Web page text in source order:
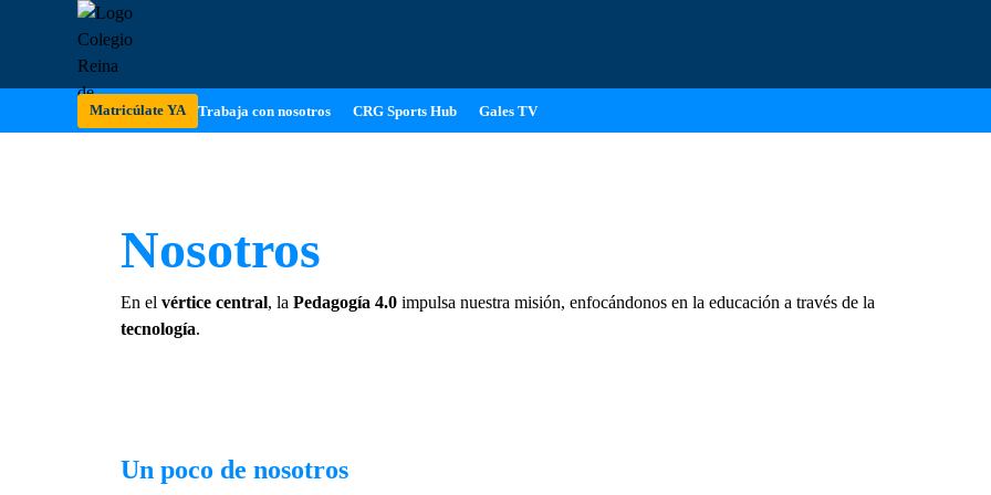
Matricúlate YA Trabaja con nosotros CRG Sports Hub Gales TV
Nosotros
En el vértice central, la Pedagogía 4.0impulsa nuestra misión, enfocándonos en la educación a través de la
tecnología.
Un poco de nosotros